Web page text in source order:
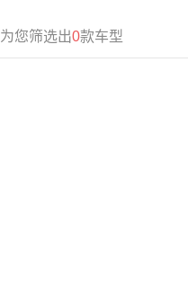
为您筛选出0款车型